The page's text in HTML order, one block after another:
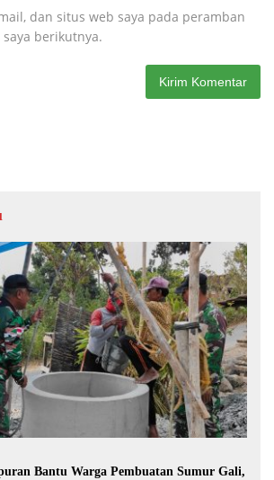
dan situs web saya pada peramban
berikutnya.
Bantu Warga Pembuatan Sumur Gali,